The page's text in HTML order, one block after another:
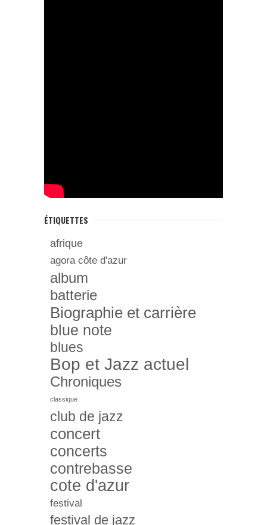
ÉTIQUETTES
afrique
agora côte d'azur
album
batterie
Biographie et carrière
blue note
blues
Bop et Jazz actuel
Chroniques
classique
club de jazz
concert
concerts
contrebasse
cote d'azur
festival
festival de jazz